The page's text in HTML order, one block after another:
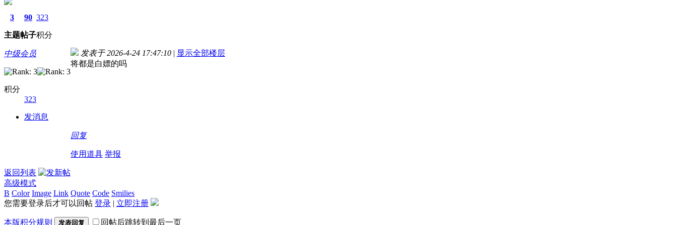
3
主题
90
帖子
323
积分
中级会员
积分
323
发消息
发表于 2026-4-24 17:47:10 | 显示全部楼层
将都是白嫖的吗
回复
使用道具 举报
返回列表
高级模式
B Color Image Link Quote Code Smilies
您需要登录后才可以回帖 登录 | 立即注册
本版积分规则 发表回复 回帖后跳转到最后一页